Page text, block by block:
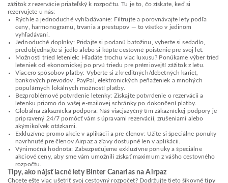
zážitok z rezervácie priateľský k rozpočtu. Tu je to, čo získate, keď si
rezervujete u nás:
Rýchle a jednoduché vyhľadávanie: Filtrujte a porovnávajte lety podľa
ceny, harmonogramu, trvania a prestupov — to všetko v jedinom
vyhľadávaní.
Jednoduché doplnky: Pridajte si podanú batožinu, vyberte si sedadlo,
predobjednajte si jedlo alebo si kúpte cestovné poistenie pre svoj let.
Možnosti tried leteniek: Hľadáte trochu viac luxusu? Ponúkame výber tried
leteniek od ekonomickej po prvú triedu pre prémiovejší zážitok z letu.
Viacero spôsobov platby: Vyberte si z kreditných/debetných kariet,
bankových prevodov, PayPal, elektronických peňaženiek a mnohých
populárnych lokálnych možností platby.
Bezproblémové potvrdenie letenky: Získajte potvrdenie o rezervácii a
letenku priamo do vašej e-mailovej schránky po dokončení platby.
Globálna zákaznícka podpora: Náš viacjazyčný tím zákazníckej podpory je
pripravený 24/7 pomôcť vám s úpravami rezervácií, zrušeniami alebo
akýmikoľvek otázkami.
Exkluzívne promo akcie v aplikácii a pre členov: Užite si špeciálne ponuky
navrhnuté pre členov Airpaz a zľavy dostupné len v aplikácii.
Výnimočná hodnota: Zabezpečujeme exkluzívne ponuky a špeciálne
akciové ceny, aby sme vám umožnili získať maximum z vášho cestovného
rozpočtu.
Tipy, ako nájsť lacné lety Binter Canarias na Airpaz
Chcete ešte viac ušetriť svoj cestovný rozpočet? Dodržujte tieto šikovné tipy